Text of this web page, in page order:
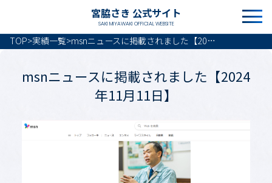
宮脇さき 公式サイト
SAKI MIYAWAKI OFFICIAL WEBSITE
TOP>実績一覧> msnニュースに掲載されました【2024年11月11日】
msnニュースに掲載されました【2024
年11月11日】